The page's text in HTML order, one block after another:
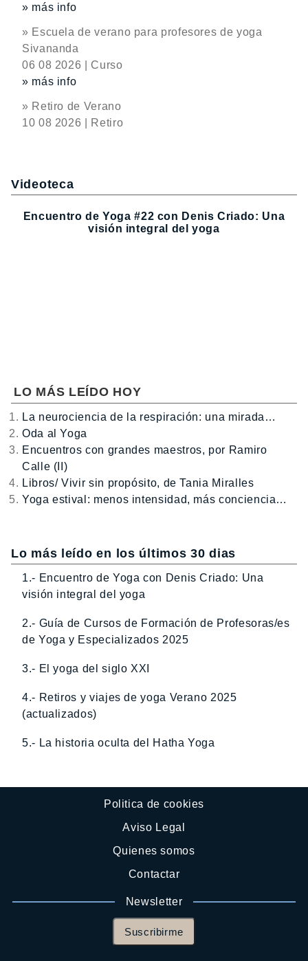
» más info
» Escuela de verano para profesores de yoga
Sivananda
06 08 2026 | Curso
» más info
» Retiro de Verano
10 08 2026 | Retiro
Videoteca
Encuentro de Yoga #22 con Denis Criado: Una
visión integral del yoga
LO MÁS LEÍDO HOY
La neurociencia de la respiración: una mirada…
Oda al Yoga
Encuentros con grandes maestros, por Ramiro
Calle (II)
Libros/ Vivir sin propósito, de Tania Miralles
Yoga estival: menos intensidad, más conciencia…
Lo más leído en los últimos 30 dias
1.- Encuentro de Yoga con Denis Criado: Una
visión integral del yoga
2.- Guía de Cursos de Formación de Profesoras/es
de Yoga y Especializados 2025
3.- El yoga del siglo XXI
4.- Retiros y viajes de yoga Verano 2025
(actualizados)
5.- La historia oculta del Hatha Yoga
Politica de cookies
Aviso Legal
Quienes somos
Contactar
Newsletter
Suscribirme